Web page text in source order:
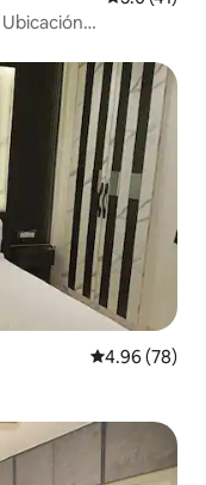
Calificación
4.96 (78)